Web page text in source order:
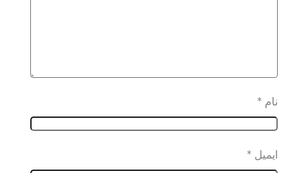
نام *
ایمیل *